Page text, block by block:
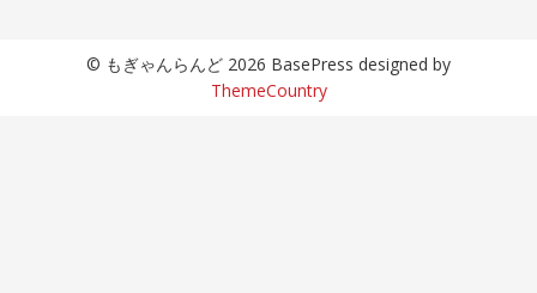
© もぎゃんらんど 2026 BasePress designed by
ThemeCountry